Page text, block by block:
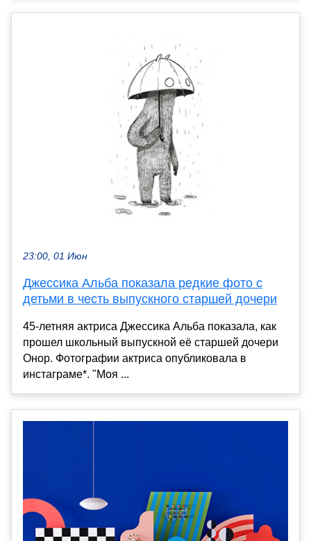
23:00, 01 Июн
Джессика Альба показала редкие фото с
детьми в честь выпускного старшей дочери
45-летняя актриса Джессика Альба показала, как
прошел школьный выпускной её старшей дочери
Онор. Фотографии актриса опубликовала в
инстаграме*. "Моя ...